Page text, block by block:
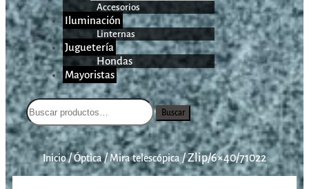
Accesorios
Iluminación
Linternas
Juguetería
Hondas
Mayoristas
Buscar
Inicio/Óptica/Mira telescópica/Zlip/6×40/71022